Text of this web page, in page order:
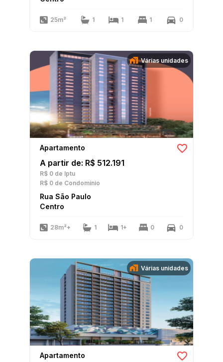
25m² 1 1 1 0
Várias unidades
Apartamento
A partir de: R$ 512.191
R$ 0 de Iptu
R$ 0 de Condomínio
Rua São Paulo
Centro
28m²+ 1 1+ 0 0
Várias unidades
Apartamento